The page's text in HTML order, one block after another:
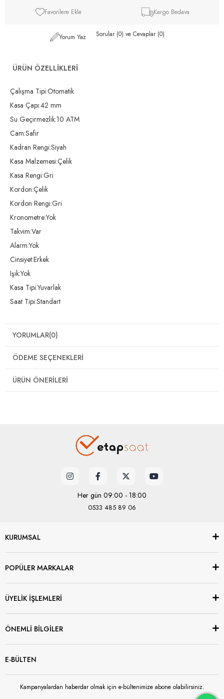
Favorilere Ekle Kargo Bedava
Yorum Yaz Sorular (0) ve Cevaplar (0)
ÜRÜN ÖZELLIKLERI
Çalışma Tipi:Otomatik
Kasa Çapı:42 mm
Su Geçirmezlik:10 ATM
Cam:Safir
Kadran Rengi:Siyah
Kasa Malzemesi:Çelik
Kasa Rengi:Gri
Kordon:Çelik
Kordon Rengi:Gri
Kronometre:Yok
Takvim:Var
Alarm:Yok
Cinsiyet:Erkek
Işık:Yok
Kasa Tipi:Yuvarlak
Saat Tipi:Standart
YORUMLAR(0)
ÖDEME SEÇENEKLERI
ÜRÜN ÖNERILERI
Her gün 09:00 - 18:00
0533 485 89 06
KURUMSAL
POPÜLER MARKALAR
ÜYELİK İŞLEMLERİ
ÖNEMLİ BİLGİLER
E-BÜLTEN
Kampanyalardan haberdar olmak için e-bültenimize abone olabilirsiniz.